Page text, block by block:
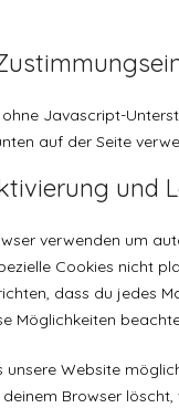
Javascript-
auf der Seite
und
verwenden um
Cookies nicht
dass du jedes
Möglichkeiten
unsere Website
Browser